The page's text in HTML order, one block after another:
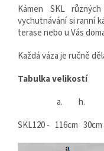
Kámen SKL
vychutnávání si ranní
terase nebo u Vás
Každá váza je ručně
Tabulka velikostí
a. h.
SKL120 - 116cm